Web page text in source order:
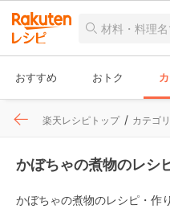
おすすめ おトク
楽天レシピトップ カテゴリ
かぼちゃの煮物のレシ
かぼちゃの煮物のレシピ・作